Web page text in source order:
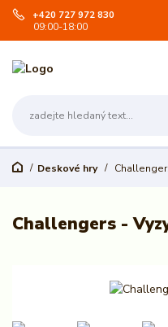
+420 727 972 830
09:00-18:00
Deskové hry
Challengers -